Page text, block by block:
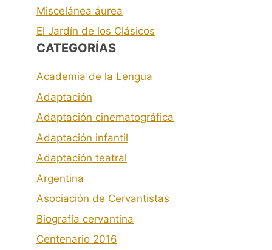
Miscelánea áurea
El Jardín de los Clásicos
CATEGORÍAS
Academia de la Lengua
Adaptación
Adaptación cinematográfica
Adaptación infantil
Adaptación teatral
Argentina
Asociación de Cervantistas
Biografía cervantina
Centenario 2016